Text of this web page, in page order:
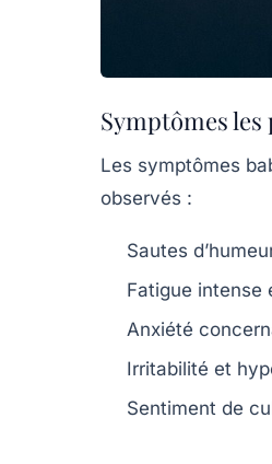
Symptômes
Les symptômes
observés :
Sautes
Fatigue intense
Anxiété
Irritabilité et
Sentiment de